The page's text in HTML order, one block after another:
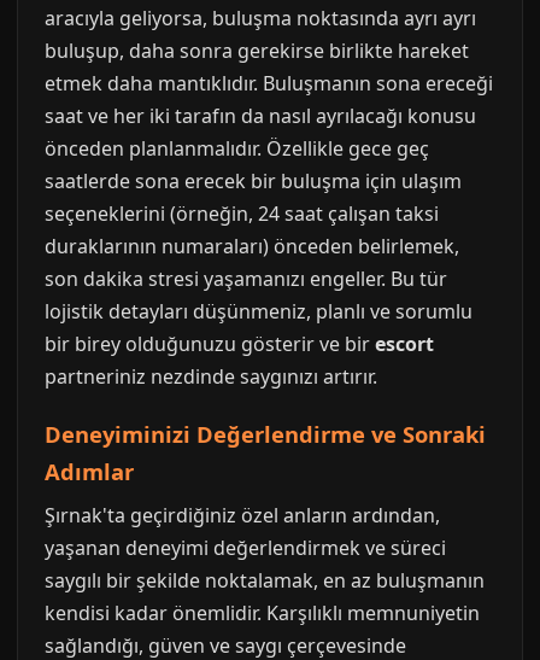
aracıyla geliyorsa, buluşma noktasında ayrı ayrı
buluşup, daha sonra gerekirse birlikte hareket
etmek daha mantıklıdır. Buluşmanın sona ereceği
saat ve her iki tarafın da nasıl ayrılacağı konusu
önceden planlanmalıdır. Özellikle gece geç
saatlerde sona erecek bir buluşma için ulaşım
seçeneklerini (örneğin, 24 saat çalışan taksi
duraklarının numaraları) önceden belirlemek,
son dakika stresi yaşamanızı engeller. Bu tür
lojistik detayları düşünmeniz, planlı ve sorumlu
bir birey olduğunuzu gösterir ve birescort
partneriniz nezdinde saygınızı artırır.
Deneyiminizi Değerlendirme ve Sonraki
Adımlar
Şırnak'ta geçirdiğiniz özel anların ardından,
yaşanan deneyimi değerlendirmek ve süreci
saygılı bir şekilde noktalamak, en az buluşmanın
kendisi kadar önemlidir. Karşılıklı memnuniyetin
sağlandığı, güven ve saygı çerçevesinde